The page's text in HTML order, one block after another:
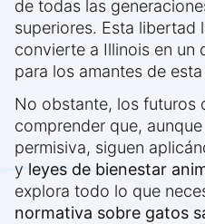
de todas las
superiores. Esta libertad
convierte a Illinois en un
para los amantes de
No obstante, los futuros
comprender que,
permisiva, siguen
y leyes de bienestar
explora todo lo que
normativa sobre gatos